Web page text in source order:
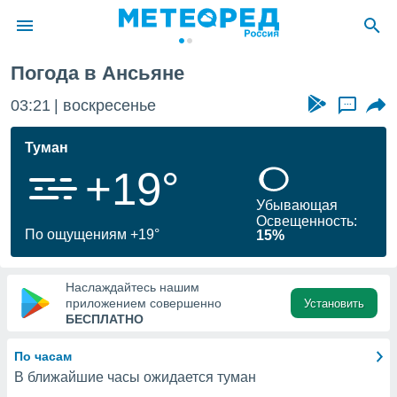
о
Вы можете
к этому
доступ
Погода в Ансьяне
03:21 воскресенье ...
Туман
+19°
По ощущениям +19°
Убывающая
Освещенность:
15%
Наслаждайтесь нашим
приложением совершенно
БЕСПЛАТНО
Установить
По часам
В ближайшие часы ожидается туман